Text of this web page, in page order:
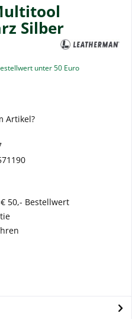
Silber
unter 50 Euro
Artikel?
50,- Bestellwert